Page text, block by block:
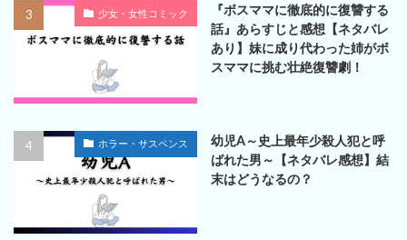
少女・女性コミック
『ボスママに徹底的に復讐する
話』あらすじと感想【ネタバレ
あり】妹に成り代わった姉がボ
スママに挑む壮絶復讐劇！
ホラー・サスペンス
幼児A～史上最年少殺人犯と呼
ばれた男～【ネタバレ感想】結
末はどうなるの？